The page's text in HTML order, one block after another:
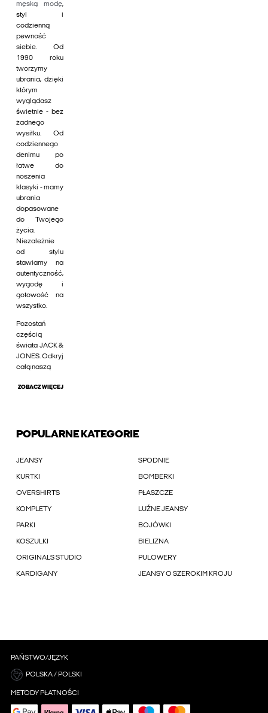
męską modę,
styl i
codzienną
pewność
siebie. Od
1990 roku
tworzymy
ubrania, dzięki
którym
wyglądasz
świetnie - bez
żadnego
wysiłku. Od
codziennego
denimu po
łatwe do
noszenia
klasyki - mamy
ubrania
dopasowane
do Twojego
życia.
Niezależnie
od stylu
stawiamy na
autentyczność,
wygodę i
gotowość na
wszystko.
Pozostań
częścią
świata JACK &
JONES. Odkryj
całą naszą
ZOBACZ WIĘCEJ
POPULARNE KATEGORIE
JEANSY SPODNIE
KURTKI BOMBERKI
OVERSHIRTS PŁASZCZE
KOMPLETY LUŹNE JEANSY
PARKI BOJÓWKI
KOSZULKI BIELIZNA
ORIGINALS STUDIO PULOWERY
KARDIGANY JEANSY O SZEROKIM KROJU
PAŃSTWO/JĘZYK
POLSKA / POLSKI
METODY PŁATNOŚCI